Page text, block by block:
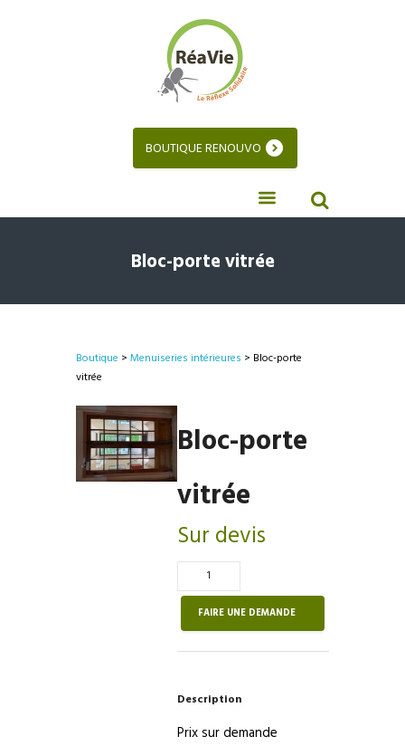
BOUTIQUE RENOUVO
Bloc-porte vitrée
Boutique > Menuiseries intérieures > Bloc-porte
vitrée
Bloc-porte
vitrée
Sur devis
Quantité
de
Bloc-
porte
FAIRE UNE DEMANDE
Description
Prix sur demande